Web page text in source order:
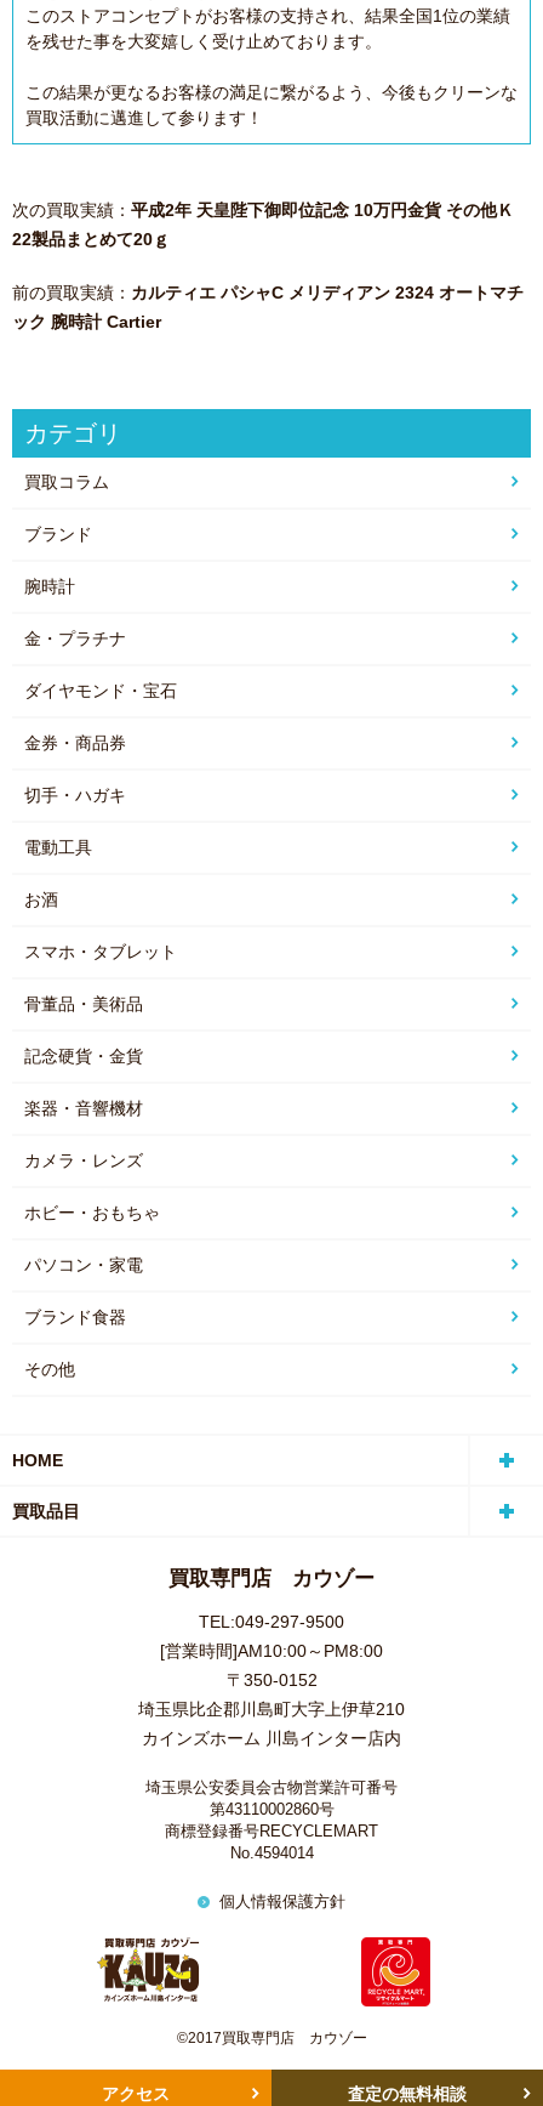
このストアコンセプトがお客様の支持され、結果全国1位の業績
を残せた事を大変嬉しく受け止めております。
この結果が更なるお客様の満足に繋がるよう、今後もクリーンな
買取活動に邁進して参ります！
次の買取実績： 平成2年 天皇陛下御即位記念 10万円金貨 その他Ｋ
22製品まとめて20ｇ
前の買取実績： カルティエ パシャC メリディアン 2324 オートマチ
ック 腕時計 Cartier
カテゴリ
買取コラム
ブランド
腕時計
金・プラチナ
ダイヤモンド・宝石
金券・商品券
切手・ハガキ
電動工具
お酒
スマホ・タブレット
骨董品・美術品
記念硬貨・金貨
楽器・音響機材
カメラ・レンズ
ホビー・おもちゃ
パソコン・家電
ブランド食器
その他
HOME
買取品目
買取専門店 カウゾー
TEL:049-297-9500
[営業時間]AM10:00～PM8:00
〒350-0152
埼玉県比企郡川島町大字上伊草210
カインズホーム 川島インター店内
埼玉県公安委員会古物営業許可番号
第43110002860号
商標登録番号RECYCLEMART
No.4594014
個人情報保護方針
©2017買取専門店 カウゾー
アクセス 査定の無料相談